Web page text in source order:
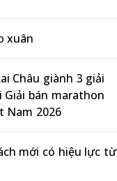
xuân
Châu giành 3 giải
Giải bán marathon
Nam 2026
mới có hiệu lực từ